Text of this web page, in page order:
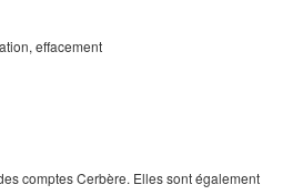
effacement
comptes Cerbère. Elles sont également